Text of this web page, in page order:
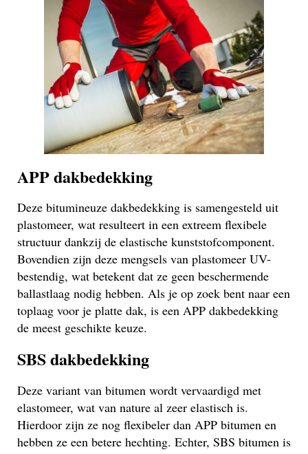
APP dakbedekking
Deze bitumineuze dakbedekking is samengesteld uit
plastomeer, wat resulteert in een extreem flexibele
structuur dankzij de elastische kunststofcomponent.
Bovendien zijn deze mengsels van plastomeer UV-
bestendig, wat betekent dat ze geen beschermende
ballastlaag nodig hebben. Als je op zoek bent naar een
toplaag voor je platte dak, is een APP dakbedekking
de meest geschikte keuze.
SBS dakbedekking
Deze variant van bitumen wordt vervaardigd met
elastomeer, wat van nature al zeer elastisch is.
Hierdoor zijn ze nog flexibeler dan APP bitumen en
hebben ze een betere hechting. Echter, SBS bitumen is